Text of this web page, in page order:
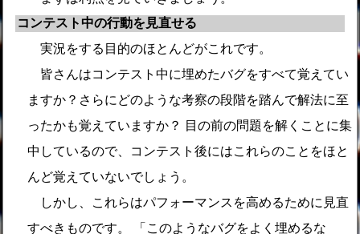
コンテスト中の行動を見直せる
実況をする目的のほとんどがこれです。
皆さんはコンテスト中に埋めたバグをすべて覚えてい
ますか？さらにどのような考察の段階を踏んで解法に至
ったかも覚えていますか？ 目の前の問題を解くことに集
中しているので、コンテスト後にはこれらのことをほと
んど覚えていないでしょう。
しかし、これらはパフォーマンスを高めるために見直
すべきものです。 「このようなバグをよく埋めるな